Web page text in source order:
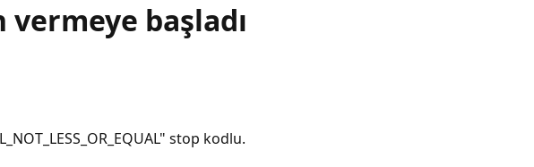
başladı
stop kodlu.